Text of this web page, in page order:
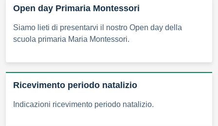
Open day Primaria Montessori
Siamo lieti di presentarvi il nostro Open day della
scuola primaria Maria Montessori.
Ricevimento periodo natalizio
Indicazioni ricevimento periodo natalizio.